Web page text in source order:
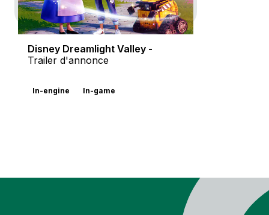
Disney Dreamlight Valley -
Trailer d'annonce
In-engine In-game